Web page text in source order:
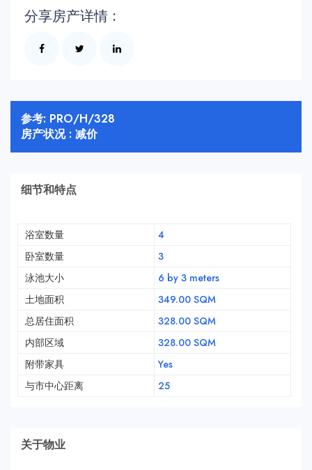
分享房产详情 :
参考: PRO/H/328
房产状况 : 减价
细节和特点
浴室数量
4
卧室数量
3
泳池大小
6 by 3 meters
土地面积
349.00 SQM
总居住面积
328.00 SQM
内部区域
328.00 SQM
附带家具
Yes
与市中心距离
25
关于物业